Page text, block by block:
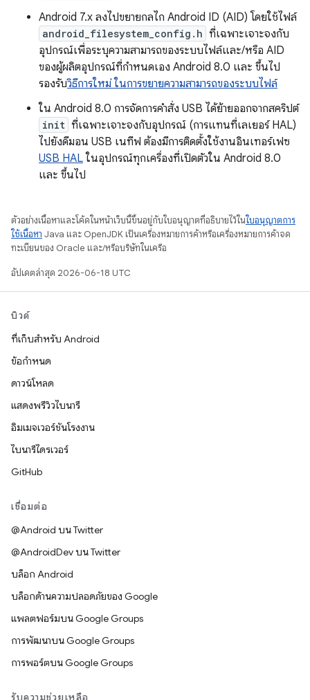
Android 7.x ลงไปขยายกลไก Android ID (AID) โดยใช้ไฟล์
android_filesystem_config.h ที่เฉพาะเจาะจงกับ
อุปกรณ์เพื่อระบุความสามารถของระบบไฟล์และ/หรือ AID
ของผู้ผลิตอุปกรณ์ที่กำหนดเอง Android 8.0 และ ขึ้นไป
รองรับวิธีการใหม่ ในการขยายความสามารถของระบบไฟล์
ใน Android 8.0 การจัดการคำสั่ง USB ได้ย้ายออกจากสคริปต์
init ที่เฉพาะเจาะจงกับอุปกรณ์ (การแทนที่เลเยอร์ HAL)
ไปยังดีมอน USB เนทีฟ ต้องมีการติดตั้งใช้งานอินเทอร์เฟซ
USB HALในอุปกรณ์ทุกเครื่องที่เปิดตัวใน Android 8.0
และ ขึ้นไป
ตัวอย่างเนื้อหาและโค้ดในหน้าเว็บนี้ขึ้นอยู่กับใบอนุญาตที่อธิบายไว้ในใบอนุญาตการ
ใช้เนื้อหา Java และ OpenJDK เป็นเครื่องหมายการค้าหรือเครื่องหมายการค้าจด
ทะเบียนของ Oracle และ/หรือบริษัทในเครือ
อัปเดตล่าสุด 2026-06-18 UTC
บิวด์
ที่เก็บสำหรับ Android
ข้อกำหนด
ดาวน์โหลด
แสดงพรีวิวไบนารี
อิมเมจเวอร์ชันโรงงาน
ไบนารีไดรเวอร์
GitHub
เชื่อมต่อ
@Android บน Twitter
@AndroidDev บน Twitter
บล็อก Android
บล็อกด้านความปลอดภัยของ Google
แพลตฟอร์มบน Google Groups
การพัฒนาบน Google Groups
การพอร์ตบน Google Groups
รับความช่วยเหลือ